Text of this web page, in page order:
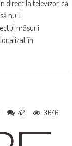
direct la televizor, că
nu-l
măsurii
în
42 3646